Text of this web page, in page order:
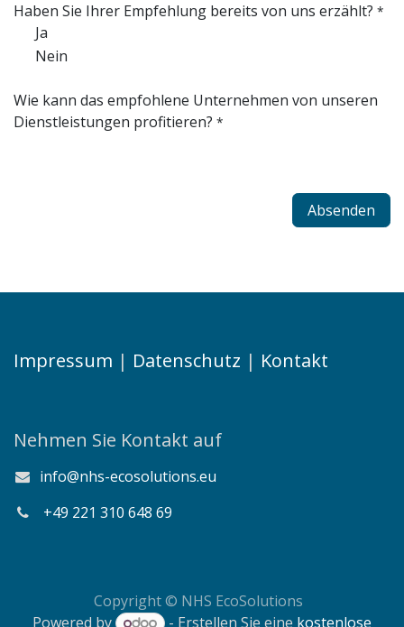
Haben Sie Ihrer Empfehlung bereits von uns erzählt? *
Ja
Nein
Wie kann das empfohlene Unternehmen von unseren
Dienstleistungen profitieren? *
Absenden
Impressum | Datenschutz | Kontakt
Nehmen Sie Kontakt auf
info@nhs-ecosolutions.eu
+49 221 310 648 69
Copyright © NHS EcoSolutions
Powered by
- Erstellen Sie eine kostenlose